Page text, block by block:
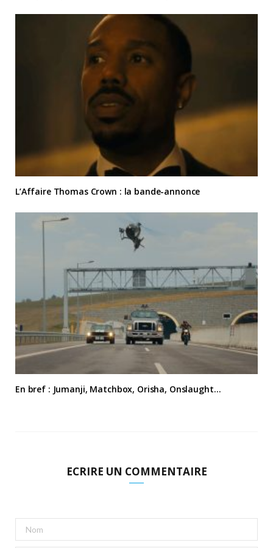
L’Affaire Thomas Crown : la bande-annonce
En bref : Jumanji, Matchbox, Orisha, Onslaught…
ECRIRE UN COMMENTAIRE